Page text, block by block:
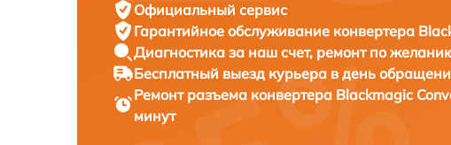
Официальный сервис
Гарантийное обслуживание конвертера
Диагностика за наш счет, ремонт по
Бесплатный выезд курьера в день
Ремонт разъема конвертера Blackmagic
минут